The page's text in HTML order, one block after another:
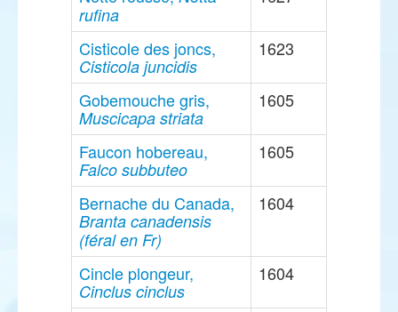
rufina
Cisticole des joncs,
Cisticola juncidis
1623
Gobemouche gris,
Muscicapa striata
1605
Faucon hobereau,
Falco subbuteo
1605
Bernache du Canada,
Branta canadensis
(féral en Fr)
1604
Cincle plongeur,
Cinclus cinclus
1604